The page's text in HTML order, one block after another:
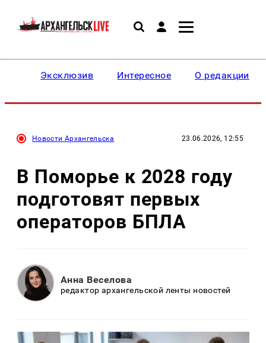
Эксклюзив Интересное О редакции
Новости Архангельска 23.06.2026, 12:55
В Поморье к 2028 году
подготовят первых
операторов БПЛА
Анна Веселова
редактор архангельской ленты новостей